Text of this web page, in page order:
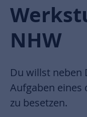
NHW
Du willst neben
Aufgaben eines
zu besetzen.